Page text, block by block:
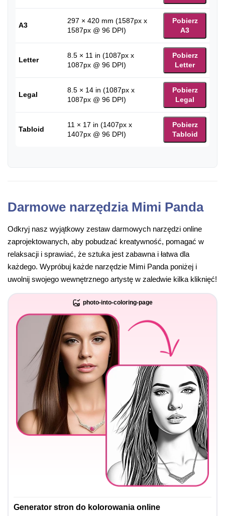
A3
297 × 420 mm (1587px x
1587px @ 96 DPI)
Pobierz
A3
Letter
8.5 × 11 in (1087px x
1087px @ 96 DPI)
Pobierz
Letter
Legal
8.5 × 14 in (1087px x
1087px @ 96 DPI)
Pobierz
Legal
Tabloid
11 × 17 in (1407px x
1407px @ 96 DPI)
Pobierz
Tabloid
Darmowe narzędzia Mimi Panda
Odkryj nasz wyjątkowy zestaw darmowych narzędzi online
zaprojektowanych, aby pobudzać kreatywność, pomagać w
relaksacji i sprawiać, że sztuka jest zabawna i łatwa dla
każdego. Wypróbuj każde narzędzie Mimi Panda poniżej i
uwolnij swojego wewnętrznego artystę w zaledwie kilka kliknięć!
photo-into-coloring-page
Generator stron do kolorowania online